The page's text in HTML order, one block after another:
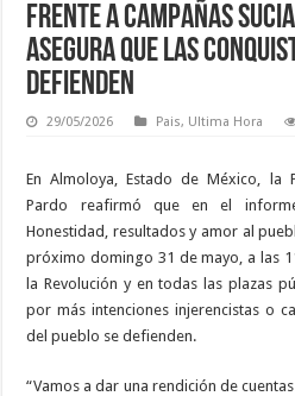
Frente a campañas
asegura que las
defienden
29/05/2026 Pais, Ultima Hora
En Almoloya, Estado de México, la
Pardo reafirmó que en el
Honestidad, resultados y amor al
próximo domingo 31 de mayo, a las
la Revolución y en todas las plazas
por más intenciones injerencistas o
del pueblo se defienden.
“Vamos a dar una rendición de